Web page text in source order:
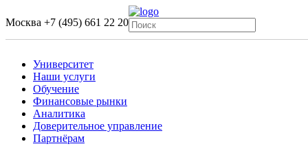
Москва +7 (495) 661 22 20
Университет
Наши услуги
Обучение
Финансовые рынки
Аналитика
Доверительное управление
Партнёрам